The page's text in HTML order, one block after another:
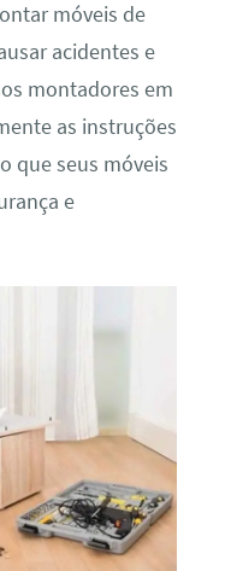
móveis de
acidentes e
montadores em
as instruções
que seus móveis
e